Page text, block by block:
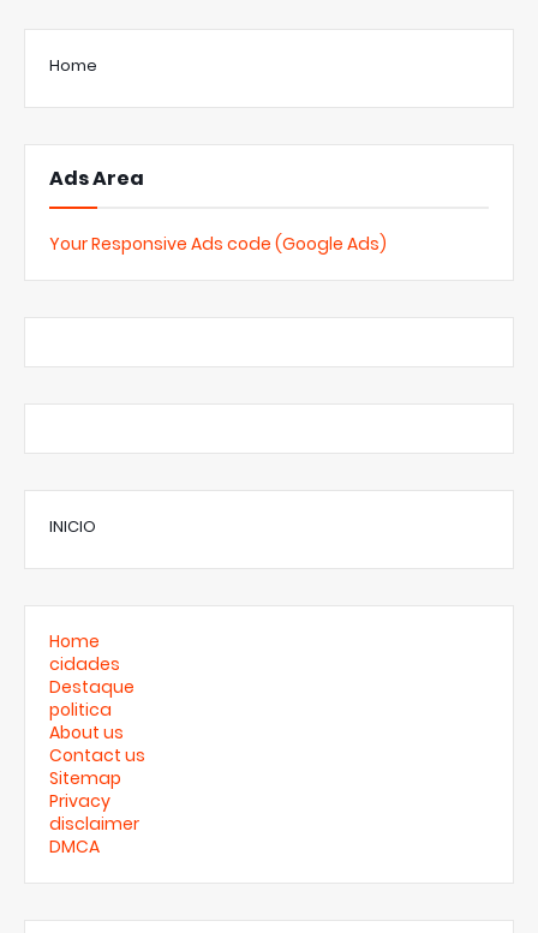
Home
Ads Area
Your Responsive Ads code (Google Ads)
INICIO
Home
cidades
Destaque
politica
About us
Contact us
Sitemap
Privacy
disclaimer
DMCA